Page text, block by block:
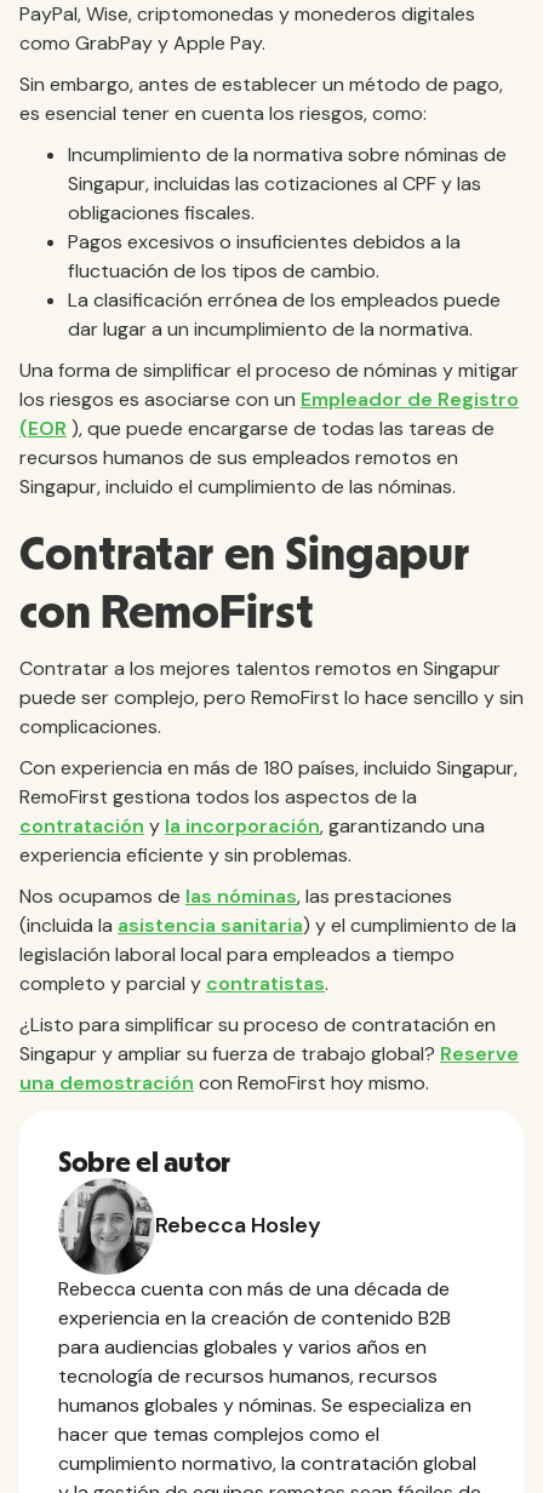
PayPal, Wise, criptomonedas y monederos digitales
como GrabPay y Apple Pay.
Sin embargo, antes de establecer un método de pago,
es esencial tener en cuenta los riesgos, como:
Incumplimiento de la normativa sobre nóminas de
Singapur, incluidas las cotizaciones al CPF y las
obligaciones fiscales.
Pagos excesivos o insuficientes debidos a la
fluctuación de los tipos de cambio.
La clasificación errónea de los empleados puede
dar lugar a un incumplimiento de la normativa.
Una forma de simplificar el proceso de nóminas y mitigar
los riesgos es asociarse con un Empleador de Registro
(EOR ), que puede encargarse de todas las tareas de
recursos humanos de sus empleados remotos en
Singapur, incluido el cumplimiento de las nóminas.
Contratar en Singapur
con RemoFirst
Contratar a los mejores talentos remotos en Singapur
puede ser complejo, pero RemoFirst lo hace sencillo y sin
complicaciones.
Con experiencia en más de 180 países, incluido Singapur,
RemoFirst gestiona todos los aspectos de la
contratación y la incorporación, garantizando una
experiencia eficiente y sin problemas.
Nos ocupamos de las nóminas, las prestaciones
(incluida la asistencia sanitaria) y el cumplimiento de la
legislación laboral local para empleados a tiempo
completo y parcial y contratistas.
¿Listo para simplificar su proceso de contratación en
Singapur y ampliar su fuerza de trabajo global? Reserve
una demostración con RemoFirst hoy mismo.
Sobre el autor
Rebecca Hosley
Rebecca cuenta con más de una década de
experiencia en la creación de contenido B2B
para audiencias globales y varios años en
tecnología de recursos humanos, recursos
humanos globales y nóminas. Se especializa en
hacer que temas complejos como el
cumplimiento normativo, la contratación global